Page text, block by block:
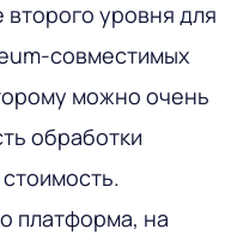
уровня для
совместимых
можно очень
обработки
платформа, на